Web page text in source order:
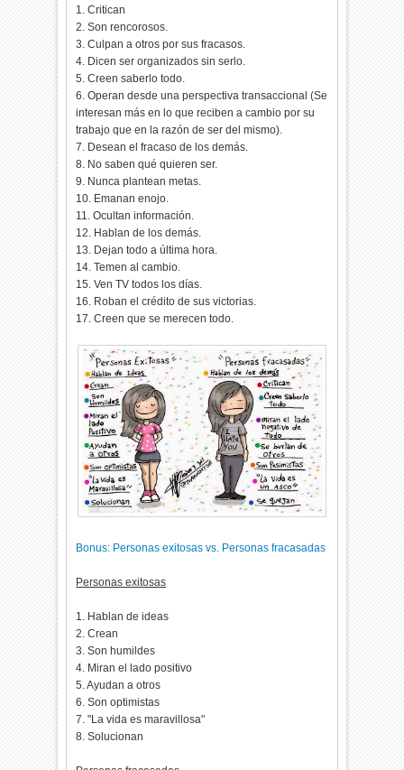
1. Critican
2. Son rencorosos.
3. Culpan a otros por sus fracasos.
4. Dicen ser organizados sin serlo.
5. Creen saberlo todo.
6. Operan desde una perspectiva transaccional (Se
interesan más en lo que reciben a cambio por su
trabajo que en la razón de ser del mismo).
7. Desean el fracaso de los demás.
8. No saben qué quieren ser.
9. Nunca plantean metas.
10. Emanan enojo.
11. Ocultan información.
12. Hablan de los demás.
13. Dejan todo a última hora.
14. Temen al cambio.
15. Ven TV todos los días.
16. Roban el crédito de sus victorias.
17. Creen que se merecen todo.
Bonus: Personas exitosas vs. Personas fracasadas
Personas exitosas
1. Hablan de ideas
2. Crean
3. Son humildes
4. Miran el lado positivo
5. Ayudan a otros
6. Son optimistas
7. "La vida es maravillosa"
8. Solucionan